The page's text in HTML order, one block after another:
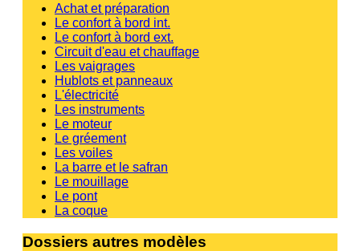
Achat et préparation
Le confort à bord int.
Le confort à bord ext.
Circuit d'eau et chauffage
Les vaigrages
Hublots et panneaux
L'électricité
Les instruments
Le moteur
Le gréement
Les voiles
La barre et le safran
Le mouillage
Le pont
La coque
Dossiers autres modèles